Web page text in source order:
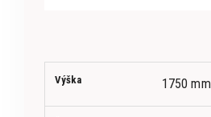
Výška 1750 mm